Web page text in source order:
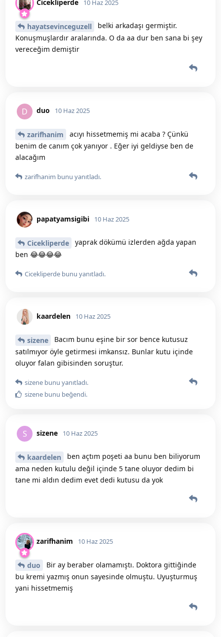
Cicekliperde 10 Haz 2025
hayatsevinceguzell
belki arkadaşı germiştir.
Konuşmuşlardır aralarında. O da aa dur ben sana bi şey
vereceğim demiştir
D duo 10 Haz 2025
zarifhanim
acıyı hissetmemiş mi acaba ? Çünkü
benim de canım çok yanıyor . Eğer iyi geldiyse ben de
alacağım
zarifhanim bunu yanıtladı.
papatyamsigibi 10 Haz 2025
Cicekliperde
yaprak dökümü izlerden ağda yapan
ben 😂😂😂😂
Cicekliperde bunu yanıtladı.
kaardelen 10 Haz 2025
sizene
Bacım bunu eşine bir sor bence kutusuz
satılmıyor öyle getirmesi imkansız. Bunlar kutu içinde
oluyor falan gibisinden soruştur.
sizene bunu yanıtladı.
sizene bunu beğendi.
S sizene 10 Haz 2025
kaardelen
ben açtım poşeti aa bunu ben biliyorum
ama neden kutulu değil içinde 5 tane oluyor dedim bi
tane mi aldın dedim evet dedi kutusu da yok
zarifhanim 10 Haz 2025
duo
Bir ay beraber olamamıştı. Doktora gittiğinde
bu kremi yazmış onun sayesinde olmuştu. Uyuşturmuş
yani hissetmemiş